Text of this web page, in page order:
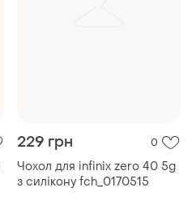
229 грн 0
Чохол для infinix zero 40 5g
з силікону fch_0170515